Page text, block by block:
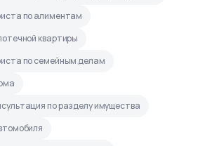
по алиментам
квартиры
по семейным делам
по разделу имущества